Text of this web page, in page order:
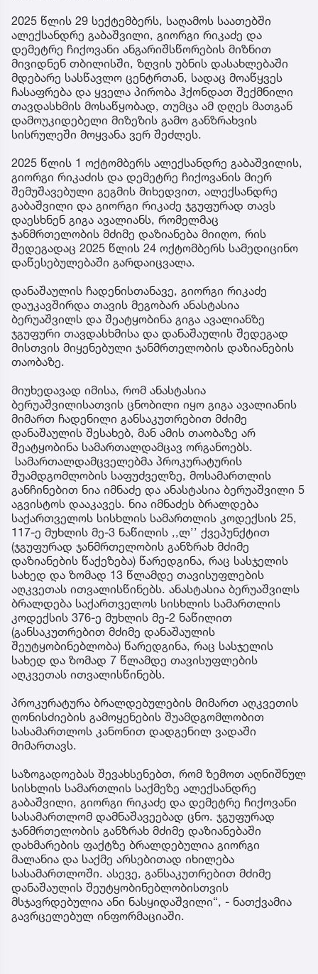
2025 წლის 29 სექტემბერს, საღამოს საათებში
ალექსანდრე გაბაშვილი, გიორგი რიკაძე და
დემეტრე ჩიქოვანი ანგარიშსწორების მიზნით
მივიდნენ თბილისში, ზღვის უბნის დასახლებაში
მდებარე სასწავლო ცენტრთან, სადაც მოაწყვეს
ჩასაფრება და ყველა პირობა ჰქონდათ შექმნილი
თავდასხმის მოსაწყობად, თუმცა ამ დღეს მათგან
დამოუკიდებელი მიზეზის გამო განზრახვის
სისრულეში მოყვანა ვერ შეძლეს.
2025 წლის 1 ოქტომბერს ალექსანდრე გაბაშვილის,
გიორგი რიკაძის და დემეტრე ჩიქოვანის მიერ
შემუშავებული გეგმის მიხედვით, ალექსანდრე
გაბაშვილი და გიორგი რიკაძე ჯგუფურად თავს
დაესხნენ გიგა ავალიანს, რომელმაც
ჯანმრთელობის მძიმე დაზიანება მიიღო, რის
შედეგადაც 2025 წლის 24 ოქტომბერს სამედიცინო
დაწესებულებაში გარდაიცვალა.
დანაშაულის ჩადენისთანავე, გიორგი რიკაძე
დაუკავშირდა თავის მეგობარ ანასტასია
ბერუაშვილს და შეატყობინა გიგა ავალიანზე
ჯგუფური თავდასხმისა და დანაშაულის შედეგად
მისთვის მიყენებული ჯანმრთელობის დაზიანების
თაობაზე.
მიუხედავად იმისა, რომ ანასტასია
ბერუაშვილისათვის ცნობილი იყო გიგა ავალიანის
მიმართ ჩადენილი განსაკუთრებით მძიმე
დანაშაულის შესახებ, მან ამის თაობაზე არ
შეატყობინა სამართალდამცავ ორგანოებს.
სამართალდამცველებმა პროკურატურის
შუამდგომლობის საფუძველზე, მოსამართლის
განჩინებით ნია იმნაძე და ანასტასია ბერუაშვილი 5
აგვისტოს დააკავეს. ნია იმნაძეს ბრალდება
საქართველოს სისხლის სამართლის კოდექსის 25,
117-ე მუხლის მე-3 ნაწილის ,,ლ’’ ქვეპუნქტით
(ჯგუფურად ჯანმრთელობის განზრახ მძიმე
დაზიანების წაქეზება) წარედგინა, რაც სასჯელის
სახედ და ზომად 13 წლამდე თავისუფლების
აღკვეთას ითვალისწინებს. ანასტასია ბერუაშვილს
ბრალდება საქართველოს სისხლის სამართლის
კოდექსის 376-ე მუხლის მე-2 ნაწილით
(განსაკუთრებით მძიმე დანაშაულის
შეუტყობინებლობა) წარედგინა, რაც სასჯელის
სახედ და ზომად 7 წლამდე თავისუფლების
აღკვეთას ითვალისწინებს.
პროკურატურა ბრალდებულების მიმართ აღკვეთის
ღონისძიების გამოყენების შუამდგომლობით
სასამართლოს კანონით დადგენილ ვადაში
მიმართავს.
საზოგადოებას შევახსენებთ, რომ ზემოთ აღნიშნულ
სისხლის სამართლის საქმეზე ალექსანდრე
გაბაშვილი, გიორგი რიკაძე და დემეტრე ჩიქოვანი
სასამართლომ დამნაშავეებად ცნო. ჯგუფურად
ჯანმრთელობის განზრახ მძიმე დაზიანებაში
დახმარების ფაქტზე ბრალდებულია გიორგი
მალანია და საქმე არსებითად იხილება
სასამართლოში. ასევე, განსაკუთრებით მძიმე
დანაშაულის შეუტყობინებლობისთვის
მსჯავრდებულია ანი ნასყიდაშვილი“, - ნათქვამია
გავრცელებულ ინფორმაციაში.